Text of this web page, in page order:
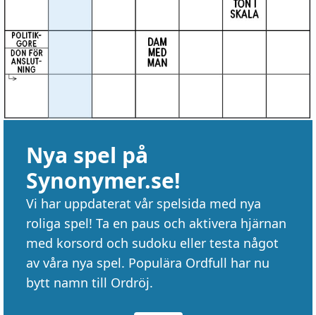
Nya spel på
Synonymer.se!
Vi har uppdaterat vår spelsida med nya
roliga spel! Ta en paus och aktivera hjärnan
med korsord och sudoku eller testa något
av våra nya spel. Populära Ordfull har nu
bytt namn till Ordröj.